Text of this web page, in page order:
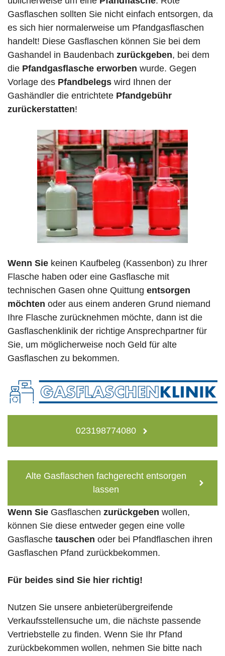
Gasflaschen sollten Sie nicht einfach entsorgen, da
es sich hier normalerweise um Pfandgasflaschen
handelt! Diese Gasflaschen können Sie bei dem
Gashandel in Baudenbach zurückgeben, bei dem
die Pfandgasflasche erworben wurde. Gegen
Vorlage des Pfandbelegs wird Ihnen der
Gashändler die entrichtete Pfandgebühr
zurückerstatten!
Wenn Sie keinen Kaufbeleg (Kassenbon) zu Ihrer
Flasche haben oder eine Gasflasche mit
technischen Gasen ohne Quittung entsorgen
möchten oder aus einem anderen Grund niemand
Ihre Flasche zurücknehmen möchte, dann ist die
Gasflaschenklinik der richtige Ansprechpartner für
Sie, um möglicherweise noch Geld für alte
Gasflaschen zu bekommen.
023198774080
Alte Gasflaschen fachgerecht entsorgen
lassen
Wenn Sie Gasflaschen zurückgeben wollen,
können Sie diese entweder gegen eine volle
Gasflasche tauschen oder bei Pfandflaschen ihren
Gasflaschen Pfand zurückbekommen.
Für beides sind Sie hier richtig!
Nutzen Sie unsere anbieterübergreifende
Verkaufsstellensuche um, die nächste passende
Vertriebstelle zu finden. Wenn Sie Ihr Pfand
zurückbekommen wollen, nehmen Sie bitte nach